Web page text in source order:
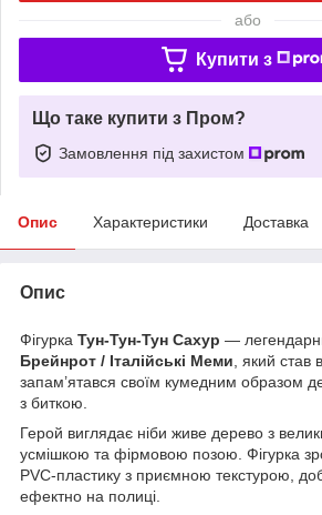
або
Купити з
Що таке купити з Пром?
Замовлення під захистом
Опис Характеристики Доставка
Опис
Фігурка Тун-Тун-Тун Сахур —
Брейнрот / Італійські Меми , який став
запам’ятався своїм кумедним образом
з биткою.
Герой виглядає ніби живе дерево з
усмішкою та фірмовою позою. Фігурка
PVC-пластику з приємною текстурою,
ефектно на полиці.